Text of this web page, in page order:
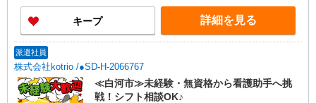
キープ 詳細を見る
派遣社員
株式会社kotrio /●SD-H-2066767
≪白河市≫未経験・無資格から看護助手へ挑
戦！シフト相談OK♪